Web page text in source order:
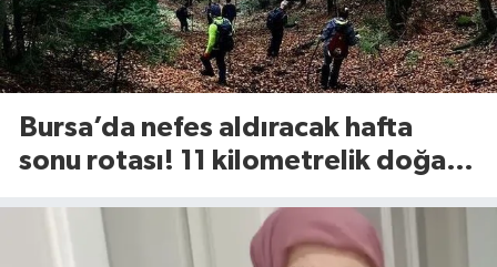
Bursa’da nefes aldıracak hafta
sonu rotası! 11 kilometrelik doğa